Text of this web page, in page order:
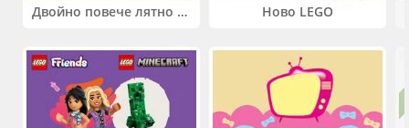
Двойно повече лятно забавление! Купи 2 продукта INTEX и вземи -33% Ново LEGO